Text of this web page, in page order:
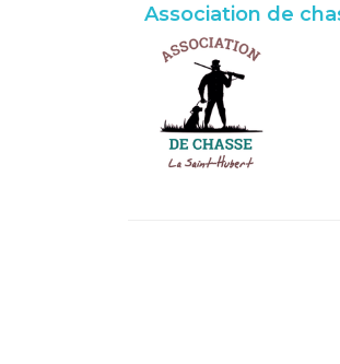
Association de